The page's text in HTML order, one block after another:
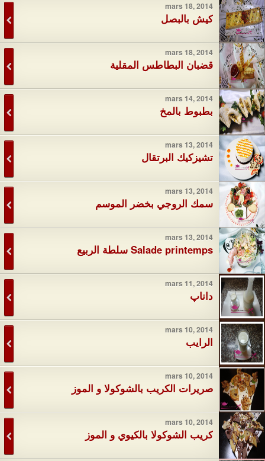
mars 18, 2014
كيش بالبصل
mars 18, 2014
قضبان البطاطس المقلية
mars 14, 2014
بطبوط بالمخ
mars 13, 2014
تشيزكيك البرتقال
mars 13, 2014
سمك الروجي بخضر الموسم
mars 13, 2014
Salade printemps سلطة الربيع
mars 11, 2014
داناپ
mars 10, 2014
الرايب
mars 10, 2014
صريرات الكريب بالشوكولا و الموز
mars 10, 2014
كريب الشوكولا بالكيوي و الموز